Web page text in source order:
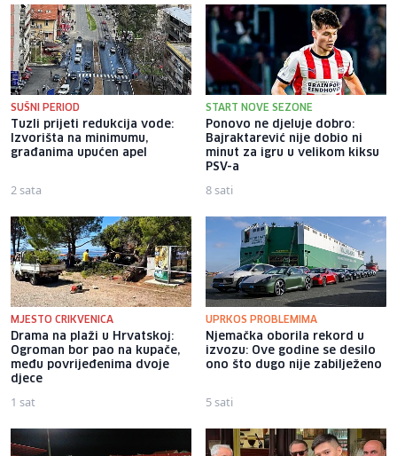
SUŠNI PERIOD
Tuzli prijeti redukcija vode:
Izvorišta na minimumu,
građanima upućen apel
2 sata
START NOVE SEZONE
Ponovo ne djeluje dobro:
Bajraktarević nije dobio ni
minut za igru u velikom kiksu
PSV-a
8 sati
MJESTO CRIKVENICA
Drama na plaži u Hrvatskoj:
Ogroman bor pao na kupače,
među povrijeđenima dvoje
djece
1 sat
UPRKOS PROBLEMIMA
Njemačka oborila rekord u
izvozu: Ove godine se desilo
ono što dugo nije zabilježeno
5 sati